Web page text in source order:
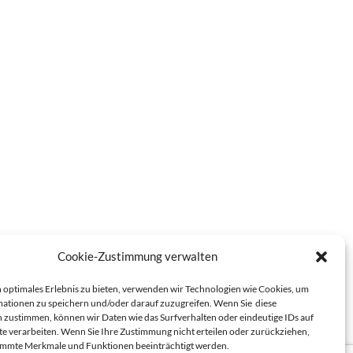
Cookie-Zustimmung verwalten
optimales Erlebnis zu bieten, verwenden wir Technologien wie Cookies, um
zu speichern und/oder darauf zuzugreifen. Wenn Sie diese
zustimmen, können wir Daten wie das Surfverhalten oder eindeutige IDs auf
verarbeiten. Wenn Sie Ihre Zustimmung nicht erteilen oder zurückziehen,
Merkmale und Funktionen beeinträchtigt werden.